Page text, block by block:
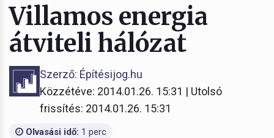
Villamos energia
átviteli hálózat
Szerző: Építésijog.hu
Közzétéve: 2014.01.26. 15:31 | Utolsó
frissítés: 2014.01.26. 15:31
Olvasási idő: 1 perc